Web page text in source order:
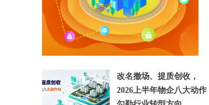
改名撤场、提质创收，
2026上半年物企八大动作